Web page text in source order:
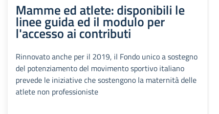
Mamme ed atlete: disponibili le
linee guida ed il modulo per
l'accesso ai contributi
Rinnovato anche per il 2019, il Fondo unico a sostegno
del potenziamento del movimento sportivo italiano
prevede le iniziative che sostengono la maternità delle
atlete non professioniste